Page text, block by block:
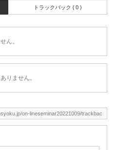
トラックバック ( 0 )
ん。
りません。